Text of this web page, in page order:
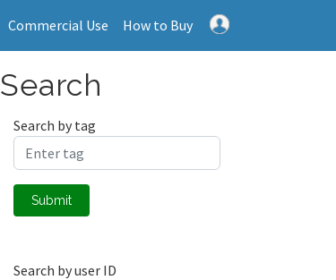
Commercial Use How to Buy
Search
Search by tag
Submit
Search by user ID